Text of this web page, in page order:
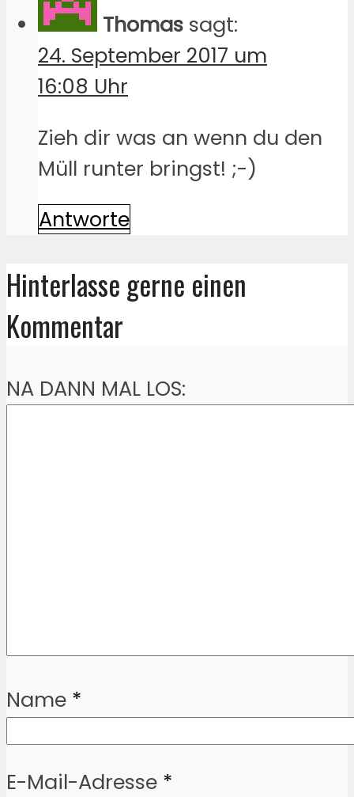
Thomas sagt:
24. September 2017 um
16:08 Uhr
Zieh dir was an wenn du den
Müll runter bringst! ;-)
Antworte
Hinterlasse gerne einen
Kommentar
NA DANN MAL LOS:
Name *
E-Mail-Adresse *